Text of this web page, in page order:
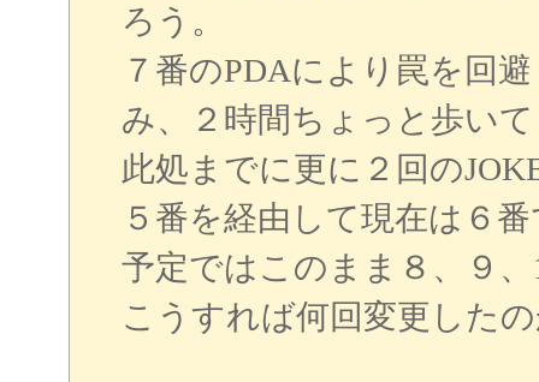
ろう。
７番のPDAにより罠を回
み、２時間ちょっと歩い
此処までに更に２回の
５番を経由して現在は６
予定ではこのまま８、９
こうすれば何回変更した